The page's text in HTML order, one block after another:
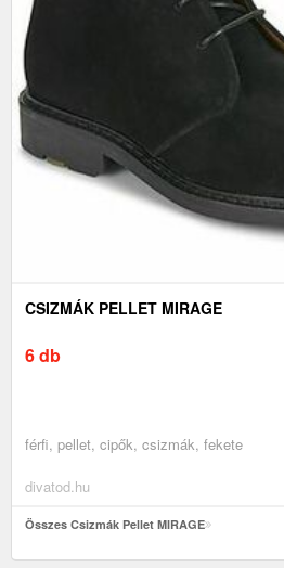
CSIZMÁK PELLET MIRAGE
6 db
férfi, pellet, cipők, csizmák, fekete
divatod.hu
Összes Csizmák Pellet MIRAGE